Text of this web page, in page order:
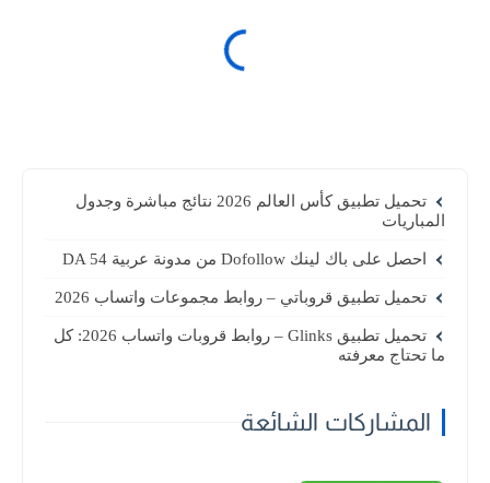
تحميل تطبيق كأس العالم 2026 نتائج مباشرة وجدول
المباريات
احصل على باك لينك Dofollow من مدونة عربية DA 54
تحميل تطبيق قروباتي – روابط مجموعات واتساب 2026
تحميل تطبيق Glinks – روابط قروبات واتساب 2026: كل
ما تحتاج معرفته
المشاركات الشائعة